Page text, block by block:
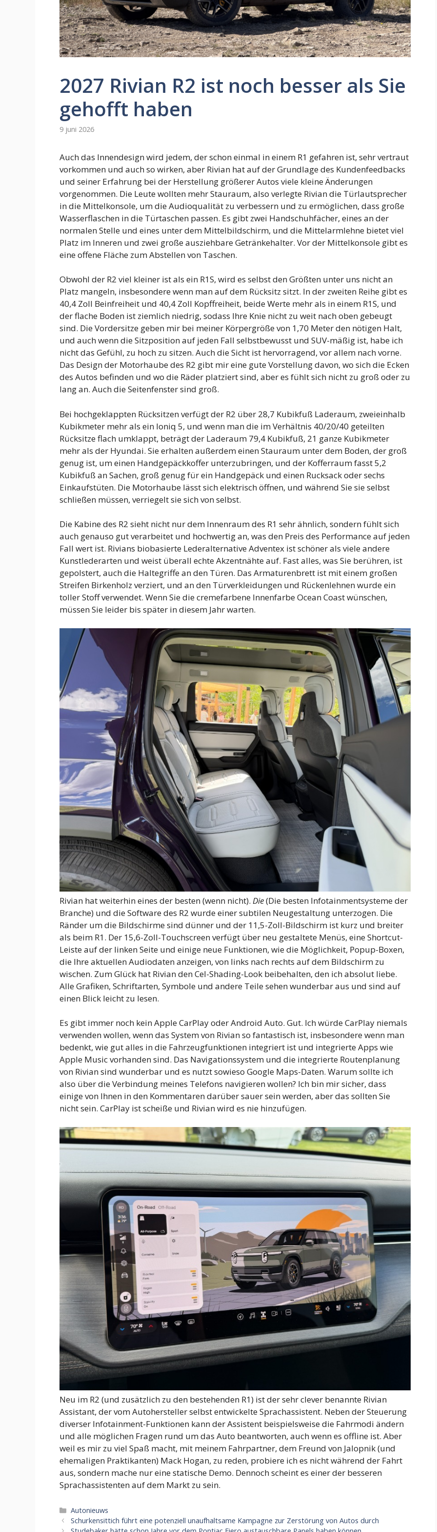
2027 Rivian R2 ist noch besser als Sie
gehofft haben
9 juni 2026
Auch das Innendesign wird jedem, der schon einmal in einem R1 gefahren ist, sehr vertraut
vorkommen und auch so wirken, aber Rivian hat auf der Grundlage des Kundenfeedbacks
und seiner Erfahrung bei der Herstellung größerer Autos viele kleine Änderungen
vorgenommen. Die Leute wollten mehr Stauraum, also verlegte Rivian die Türlautsprecher
in die Mittelkonsole, um die Audioqualität zu verbessern und zu ermöglichen, dass große
Wasserflaschen in die Türtaschen passen. Es gibt zwei Handschuhfächer, eines an der
normalen Stelle und eines unter dem Mittelbildschirm, und die Mittelarmlehne bietet viel
Platz im Inneren und zwei große ausziehbare Getränkehalter. Vor der Mittelkonsole gibt es
eine offene Fläche zum Abstellen von Taschen.
Obwohl der R2 viel kleiner ist als ein R1S, wird es selbst den Größten unter uns nicht an
Platz mangeln, insbesondere wenn man auf dem Rücksitz sitzt. In der zweiten Reihe gibt es
40,4 Zoll Beinfreiheit und 40,4 Zoll Kopffreiheit, beide Werte mehr als in einem R1S, und
der flache Boden ist ziemlich niedrig, sodass Ihre Knie nicht zu weit nach oben gebeugt
sind. Die Vordersitze geben mir bei meiner Körpergröße von 1,70 Meter den nötigen Halt,
und auch wenn die Sitzposition auf jeden Fall selbstbewusst und SUV-mäßig ist, habe ich
nicht das Gefühl, zu hoch zu sitzen. Auch die Sicht ist hervorragend, vor allem nach vorne.
Das Design der Motorhaube des R2 gibt mir eine gute Vorstellung davon, wo sich die Ecken
des Autos befinden und wo die Räder platziert sind, aber es fühlt sich nicht zu groß oder zu
lang an. Auch die Seitenfenster sind groß.
Bei hochgeklappten Rücksitzen verfügt der R2 über 28,7 Kubikfuß Laderaum, zweieinhalb
Kubikmeter mehr als ein Ioniq 5, und wenn man die im Verhältnis 40/20/40 geteilten
Rücksitze flach umklappt, beträgt der Laderaum 79,4 Kubikfuß, 21 ganze Kubikmeter
mehr als der Hyundai. Sie erhalten außerdem einen Stauraum unter dem Boden, der groß
genug ist, um einen Handgepäckkoffer unterzubringen, und der Kofferraum fasst 5,2
Kubikfuß an Sachen, groß genug für ein Handgepäck und einen Rucksack oder sechs
Einkaufstüten. Die Motorhaube lässt sich elektrisch öffnen, und während Sie sie selbst
schließen müssen, verriegelt sie sich von selbst.
Die Kabine des R2 sieht nicht nur dem Innenraum des R1 sehr ähnlich, sondern fühlt sich
auch genauso gut verarbeitet und hochwertig an, was den Preis des Performance auf jeden
Fall wert ist. Rivians biobasierte Lederalternative Adventex ist schöner als viele andere
Kunstlederarten und weist überall echte Akzentnähte auf. Fast alles, was Sie berühren, ist
gepolstert, auch die Haltegriffe an den Türen. Das Armaturenbrett ist mit einem großen
Streifen Birkenholz verziert, und an den Türverkleidungen und Rückenlehnen wurde ein
toller Stoff verwendet. Wenn Sie die cremefarbene Innenfarbe Ocean Coast wünschen,
müssen Sie leider bis später in diesem Jahr warten.
Rivian hat weiterhin eines der besten (wenn nicht). Die(Die besten Infotainmentsysteme der
Branche) und die Software des R2 wurde einer subtilen Neugestaltung unterzogen. Die
Ränder um die Bildschirme sind dünner und der 11,5-Zoll-Bildschirm ist kurz und breiter
als beim R1. Der 15,6-Zoll-Touchscreen verfügt über neu gestaltete Menüs, eine Shortcut-
Leiste auf der linken Seite und einige neue Funktionen, wie die Möglichkeit, Popup-Boxen,
die Ihre aktuellen Audiodaten anzeigen, von links nach rechts auf dem Bildschirm zu
wischen. Zum Glück hat Rivian den Cel-Shading-Look beibehalten, den ich absolut liebe.
Alle Grafiken, Schriftarten, Symbole und andere Teile sehen wunderbar aus und sind auf
einen Blick leicht zu lesen.
Es gibt immer noch kein Apple CarPlay oder Android Auto. Gut. Ich würde CarPlay niemals
verwenden wollen, wenn das System von Rivian so fantastisch ist, insbesondere wenn man
bedenkt, wie gut alles in die Fahrzeugfunktionen integriert ist und integrierte Apps wie
Apple Music vorhanden sind. Das Navigationssystem und die integrierte Routenplanung
von Rivian sind wunderbar und es nutzt sowieso Google Maps-Daten. Warum sollte ich
also über die Verbindung meines Telefons navigieren wollen? Ich bin mir sicher, dass
einige von Ihnen in den Kommentaren darüber sauer sein werden, aber das sollten Sie
nicht sein. CarPlay ist scheiße und Rivian wird es nie hinzufügen.
Neu im R2 (und zusätzlich zu den bestehenden R1) ist der sehr clever benannte Rivian
Assistant, der vom Autohersteller selbst entwickelte Sprachassistent. Neben der Steuerung
diverser Infotainment-Funktionen kann der Assistent beispielsweise die Fahrmodi ändern
und alle möglichen Fragen rund um das Auto beantworten, auch wenn es offline ist. Aber
weil es mir zu viel Spaß macht, mit meinem Fahrpartner, dem Freund von Jalopnik (und
ehemaligen Praktikanten) Mack Hogan, zu reden, probiere ich es nicht während der Fahrt
aus, sondern mache nur eine statische Demo. Dennoch scheint es einer der besseren
Sprachassistenten auf dem Markt zu sein.
Categorieën
Autonieuws
Schurkensittich führt eine potenziell unaufhaltsame Kampagne zur Zerstörung von Autos durch